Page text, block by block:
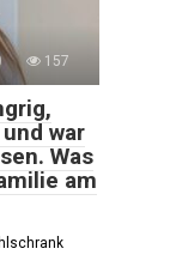
157
war
Was
am